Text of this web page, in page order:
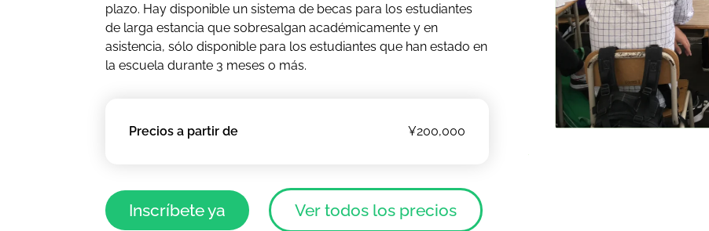
plazo. Hay disponible un sistema de becas para los estudiantes
de larga estancia que sobresalgan académicamente y en
asistencia, sólo disponible para los estudiantes que han estado en
la escuela durante 3 meses o más.
Precios a partir de ¥200,000
Inscríbete ya Ver todos los precios